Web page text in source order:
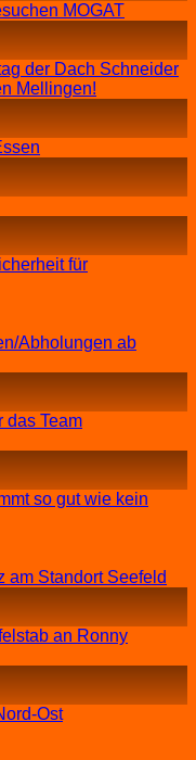
MOGAT
der Dach Schneider
Mellingen!
für
Abholungen ab
das Team
so gut wie kein
am Standort Seefeld
an Ronny
Ost